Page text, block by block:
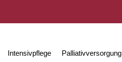
Intensivpflege Palliativversorgung